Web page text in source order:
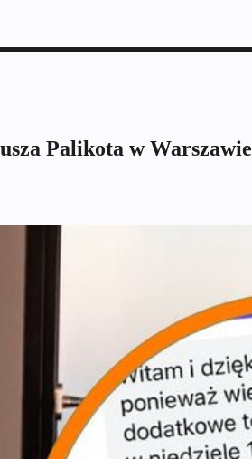
Palikota w Warszawie